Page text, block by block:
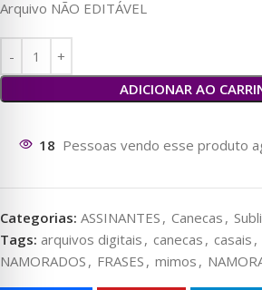
Arquivo NÃO EDITÁVEL
ADICIONAR AO
96 Pessoas vendo esse produto
Categorias: ASSINANTES , Canecas ,
Tags: arquivos digitais , canecas , casais ,
NAMORADOS , FRASES , mimos ,